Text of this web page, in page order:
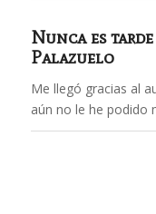
Nunca es
Palazuelo
Me llegó gracias al
aún no le he podido